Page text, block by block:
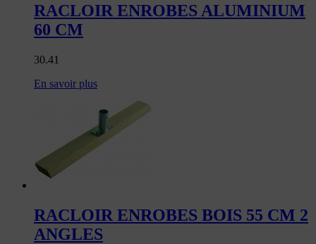
RACLOIR ENROBES ALUMINIUM
60 CM
30.41
En savoir plus
RACLOIR ENROBES BOIS 55 CM 2
ANGLES